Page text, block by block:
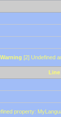
Warning [2] Undefined
Line
property: